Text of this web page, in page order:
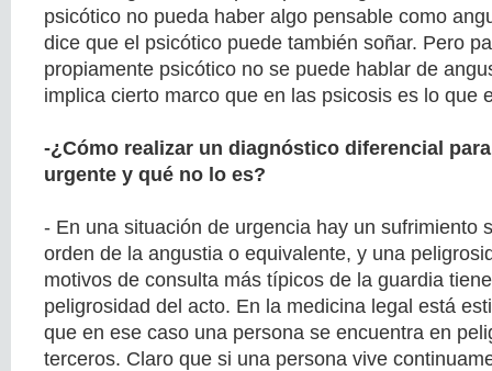
psicótico no pueda haber algo pensable como
dice que el psicótico puede también soñar. Pero
propiamente psicótico no se puede hablar de
implica cierto marco que en las psicosis es lo que
-¿Cómo realizar un diagnóstico diferencial
urgente y qué no lo es?
- En una situación de urgencia hay un sufrimiento
orden de la angustia o equivalente, y una
motivos de consulta más típicos de la guardia
peligrosidad del acto. En la medicina legal está
que en ese caso una persona se encuentra en
terceros. Claro que si una persona vive